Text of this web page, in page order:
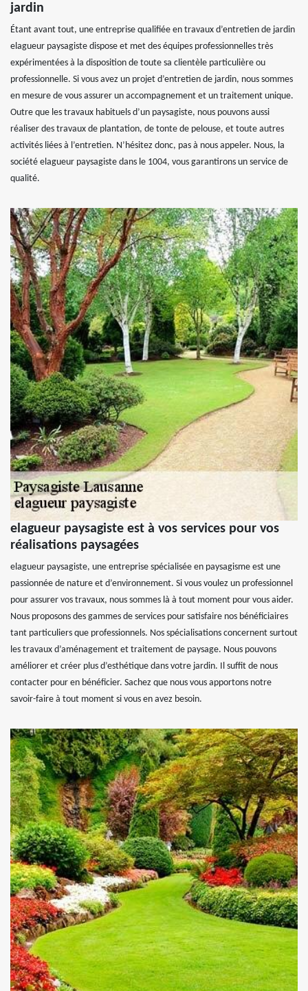
jardin
Étant avant tout, une entreprise qualifiée en travaux d’entretien de jardin
elagueur paysagiste dispose et met des équipes professionnelles très
expérimentées à la disposition de toute sa clientèle particulière ou
professionnelle. Si vous avez un projet d’entretien de jardin, nous sommes
en mesure de vous assurer un accompagnement et un traitement unique.
Outre que les travaux habituels d’un paysagiste, nous pouvons aussi
réaliser des travaux de plantation, de tonte de pelouse, et toute autres
activités liées à l’entretien. N’hésitez donc, pas à nous appeler. Nous, la
société elagueur paysagiste dans le 1004, vous garantirons un service de
qualité.
elagueur paysagiste est à vos services pour vos
réalisations paysagées
elagueur paysagiste, une entreprise spécialisée en paysagisme est une
passionnée de nature et d’environnement. Si vous voulez un professionnel
pour assurer vos travaux, nous sommes là à tout moment pour vous aider.
Nous proposons des gammes de services pour satisfaire nos bénéficiaires
tant particuliers que professionnels. Nos spécialisations concernent surtout
les travaux d’aménagement et traitement de paysage. Nous pouvons
améliorer et créer plus d’esthétique dans votre jardin. Il suffit de nous
contacter pour en bénéficier. Sachez que nous vous apportons notre
savoir-faire à tout moment si vous en avez besoin.